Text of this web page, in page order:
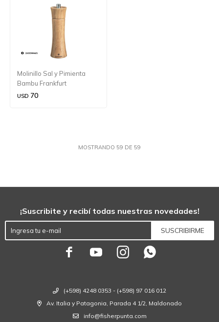
Molinillo Sal y Pimienta
Bambu Frankfurt
Zassenhaus de bambú 14
USD 70
MOSTRANDO 59 DE 59
(+598) 4248 0353 - (+598) 97 016 012
Av. Italia y Patagonia, Parada 4 1/2, Maldonado
info@fisherpunta.com
¡Suscribite y recibí todas nuestras novedades!
SUSCRIBIRME
   